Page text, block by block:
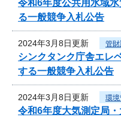
令和6年度公共用水域
る一般競争入札公告
2024年3月8日更新 管
シンクタンク庁舎エレ
する一般競争入札公告
2024年3月8日更新 環
令和6年度大気測定局